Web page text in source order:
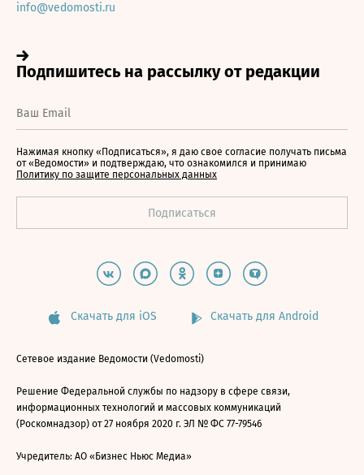
info@vedomosti.ru
Нажимая кнопку «Подписаться», я даю свое согласие получать письма
от «Ведомости» и подтверждаю, что ознакомился и принимаю
Политику по защите персональных данных
Скачать для iOS Скачать для Android
Сетевое издание Ведомости (Vedomosti)
Решение Федеральной службы по надзору в сфере связи,
информационных технологий и массовых коммуникаций
(Роскомнадзор) от 27 ноября 2020 г. ЭЛ № ФС 77-79546
Учредитель: АО «Бизнес Ньюс Медиа»